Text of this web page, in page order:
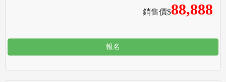
銷售價$88,888
報名